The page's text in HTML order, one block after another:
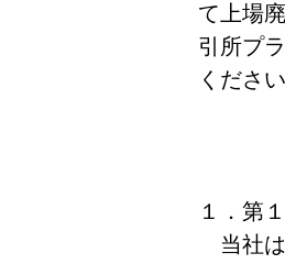
て上場
引所プ
くださ
１．第
当社は